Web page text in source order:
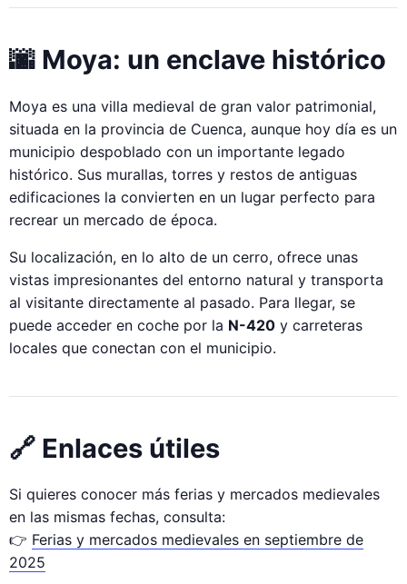
🌆 Moya: un enclave histórico
Moya es una villa medieval de gran valor patrimonial,
situada en la provincia de Cuenca, aunque hoy día es un
municipio despoblado con un importante legado
histórico. Sus murallas, torres y restos de antiguas
edificaciones la convierten en un lugar perfecto para
recrear un mercado de época.
Su localización, en lo alto de un cerro, ofrece unas
vistas impresionantes del entorno natural y transporta
al visitante directamente al pasado. Para llegar, se
puede acceder en coche por la N-420 y carreteras
locales que conectan con el municipio.
🔗 Enlaces útiles
Si quieres conocer más ferias y mercados medievales
en las mismas fechas, consulta:
👉 Ferias y mercados medievales en septiembre de
2025